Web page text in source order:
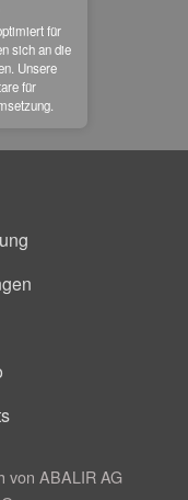
für
sich an die
Unsere
für
von ABALIR AG